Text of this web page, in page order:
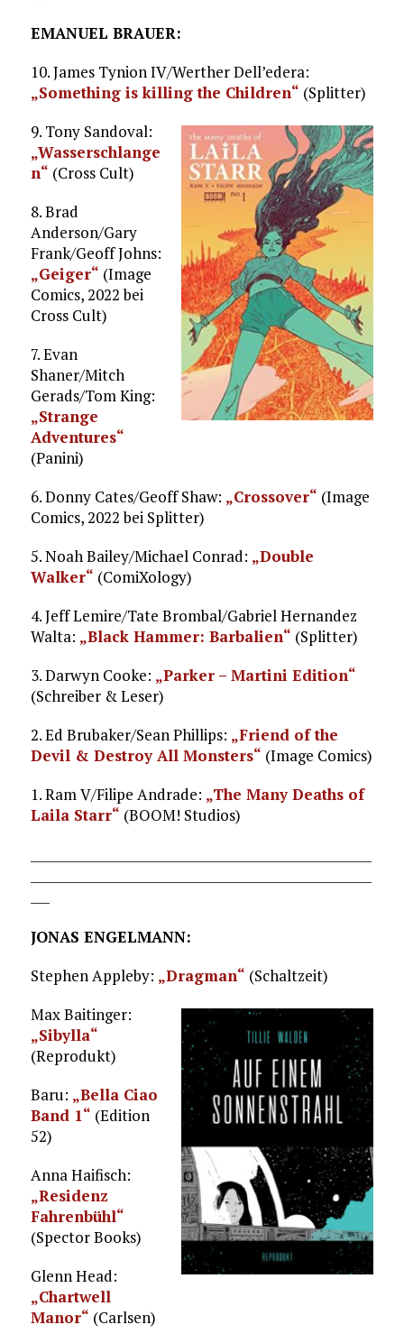
EMANUEL BRAUER:
10. James Tynion IV/Werther Dell’edera:
„Something is killing the Children“ (Splitter)
9. Tony Sandoval:
„Wasserschlange
n“ (Cross Cult)
8. Brad
Anderson/Gary
Frank/Geoff Johns:
„Geiger“ (Image
Comics, 2022 bei
Cross Cult)
7. Evan
Shaner/Mitch
Gerads/Tom King:
„Strange
Adventures“
(Panini)
6. Donny Cates/Geoff Shaw: „Crossover“ (Image
Comics, 2022 bei Splitter)
5. Noah Bailey/Michael Conrad: „Double
Walker“ (ComiXology)
4. Jeff Lemire/Tate Brombal/Gabriel Hernandez
Walta: „Black Hammer: Barbalien“ (Splitter)
3. Darwyn Cooke: „Parker – Martini Edition“
(Schreiber & Leser)
2. Ed Brubaker/Sean Phillips: „Friend of the
Devil & Destroy All Monsters“ (Image Comics)
1. Ram V/Filipe Andrade: „The Many Deaths of
Laila Starr“ (BOOM! Studios)
JONAS ENGELMANN:
Stephen Appleby: „Dragman“ (Schaltzeit)
Max Baitinger:
„Sibylla“
(Reprodukt)
Baru: „Bella Ciao
Band 1“ (Edition
52)
Anna Haifisch:
„Residenz
Fahrenbühl“
(Spector Books)
Glenn Head:
„Chartwell
Manor“ (Carlsen)